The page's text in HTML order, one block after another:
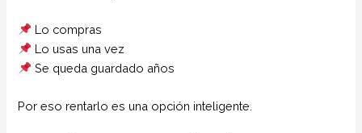
Lo compras
Lo usas una vez
Se queda guardado años
Por eso rentarlo es una opción inteligente.